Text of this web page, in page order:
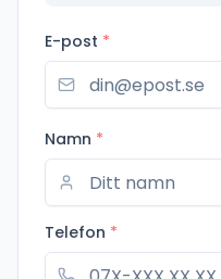
E-post *
Namn *
Telefon *